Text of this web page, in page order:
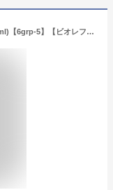
ビオレうるおいクレンジングリキッド(230ml)【6grp-5】【ビオレフェイスケア】